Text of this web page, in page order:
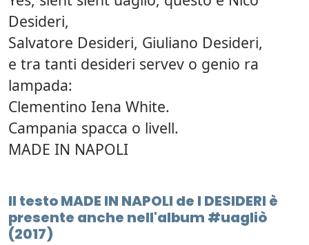
Desideri,
Salvatore Desideri, Giuliano Desideri,
e tra tanti desideri servev o genio ra
lampada:
Clementino Iena White.
Campania spacca o livell.
MADE IN NAPOLI
Il testo MADE IN NAPOLI de I DESIDERI è
presente anche nell'album #uagliò
(2017)